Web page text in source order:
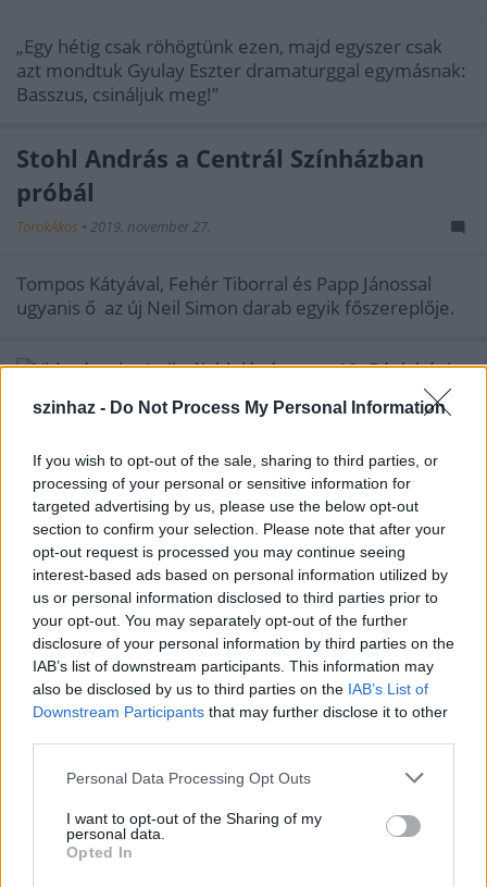
szinhaz - Do Not Process My Personal Information
If you wish to opt-out of the sale, sharing to third parties, or
processing of your personal or sensitive information for
targeted advertising by us, please use the below opt-out
section to confirm your selection. Please note that after your
opt-out request is processed you may continue seeing
interest-based ads based on personal information utilized by
us or personal information disclosed to third parties prior to
your opt-out. You may separately opt-out of the further
disclosure of your personal information by third parties on the
IAB’s list of downstream participants. This information may
also be disclosed by us to third parties on the IAB’s List of
Downstream Participants that may further disclose it to other
Please note that this website/app uses one or more Google
not limited to your visit or usage behaviour. You may click to
grant or deny consent to Google and its third-party tags to
use your data for below specified purposes in below Google
Personal Data Processing Opt Outs
I want to opt-out of the Sharing of my
personal data.
Opted In
„Egy hétig csak röhögtünk ezen, majd egyszer csak
azt mondtuk Gyulay Eszter dramaturggal egymásnak:
Basszus, csináljuk meg!”
Stohl András a Centrál Színházban
próbál
TörökÁkos • 2019. november 27.
Tompos Kátyával, Fehér Tiborral és Papp Jánossal
ugyanis ő az új Neil Simon darab egyik főszereplője.
Vidnyánszky Attila újabb lépést tesz
TörökÁkos•2019. november 26.
Új Bánk bán produkciót hoznak létre a Coopera és
partnerei 2020-ban. Az opera rendezője Vidnyánszky
Attila, a címszerepben pedig Molnár Levente, erdélyi
származású művészt láthatjuk…
Erősen indítja az évet a MASZK
Egyesület
2019. november 26.
A hazaszeretetről és a hatalom megszerzését kísérő
előadásai Szegeden.